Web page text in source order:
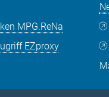
MPG.ReNa
EZproxy